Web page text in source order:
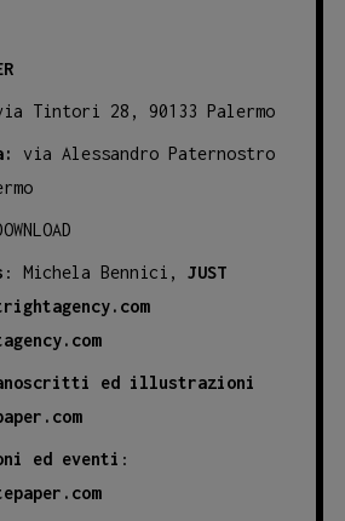
Tintori 28, 90133 Palermo
via Alessandro Paternostro
: Michela Bennici, JUST
ed illustrazioni
ed eventi :